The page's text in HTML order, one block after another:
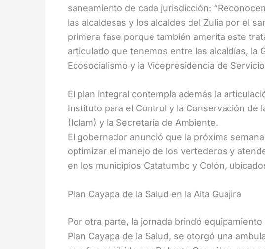
saneamiento de cada jurisdicción:
las alcaldesas y los alcaldes del Zulia por el
primera fase porque también amerita este
articulado que tenemos entre las alcaldías, la
Ecosocialismo y la Vicepresidencia de
El plan integral contempla además la
Instituto para el Control y la Conservación de
(Iclam) y la Secretaría de Ambiente.
El gobernador anunció que la próxima
optimizar el manejo de los vertederos y
en los municipios Catatumbo y Colón,
Plan Cayapa de la Salud en la Alta Guajira
Por otra parte, la jornada brindó equipamiento
Plan Cayapa de la Salud, se otorgó una